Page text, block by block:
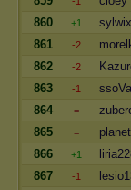
860
+1
861
-2
862
-2
863
-1
864
=
865
=
866
+1
867
-1